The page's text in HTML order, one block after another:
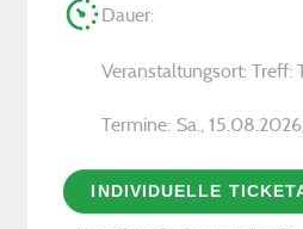
Dauer:
Veranstaltungsort: Treff:
Termine: Sa.,
INDIVIDUELLE